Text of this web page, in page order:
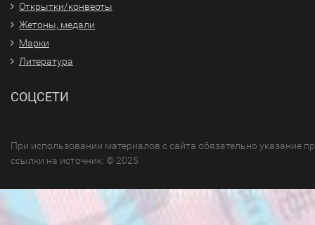
Открытки/конверты
Жетоны, медали
Марки
Литература
СОЦСЕТИ
При использовании материалов с сайта обязательно указание
ссылки на источник. © 2025